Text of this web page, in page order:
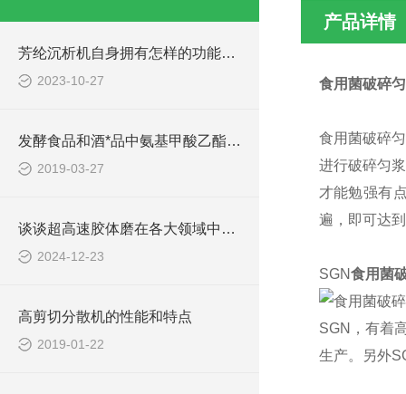
芳纶沉析机自身拥有怎样的功能呢？
2023-10-27
发酵食品和酒*品中氨基甲酸乙酯检测方案
2019-03-27
谈谈超高速胶体磨在各大领域中的作用
2024-12-23
高剪切分散机的性能和特点
2019-01-22
产品详情
食用菌破碎
食用菌破碎
进行破碎匀
才能勉强有
遍，即可达
SGN食用菌
SGN，有着
生产。另外